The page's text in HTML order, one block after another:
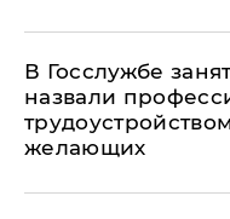
В Госслужбе
назвали
желающих